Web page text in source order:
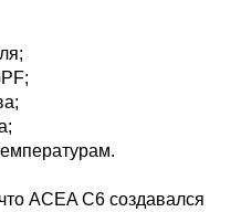
ACEA C6 создавался